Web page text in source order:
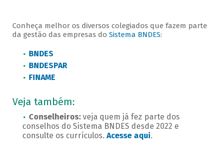
Conheça melhor os diversos colegiados que fazem parte
da gestão das empresas do Sistema BNDES:
BNDES
BNDESPAR
FINAME
Veja também:
Conselheiros: veja quem já fez parte dos
conselhos do Sistema BNDES desde 2022 e
consulte os currículos. Acesse aqui.